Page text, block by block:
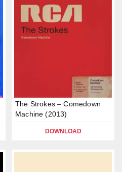
The Strokes – Comedown
Machine (2013)
DOWNLOAD